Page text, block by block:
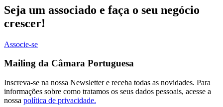
Seja um associado e faça o seu negócio
crescer!
Associe-se
Mailing da Câmara Portuguesa
Inscreva-se na nossa Newsletter e receba todas as novidades. Para
informações sobre como tratamos os seus dados pessoais, acesse a
nossa política de privacidade.